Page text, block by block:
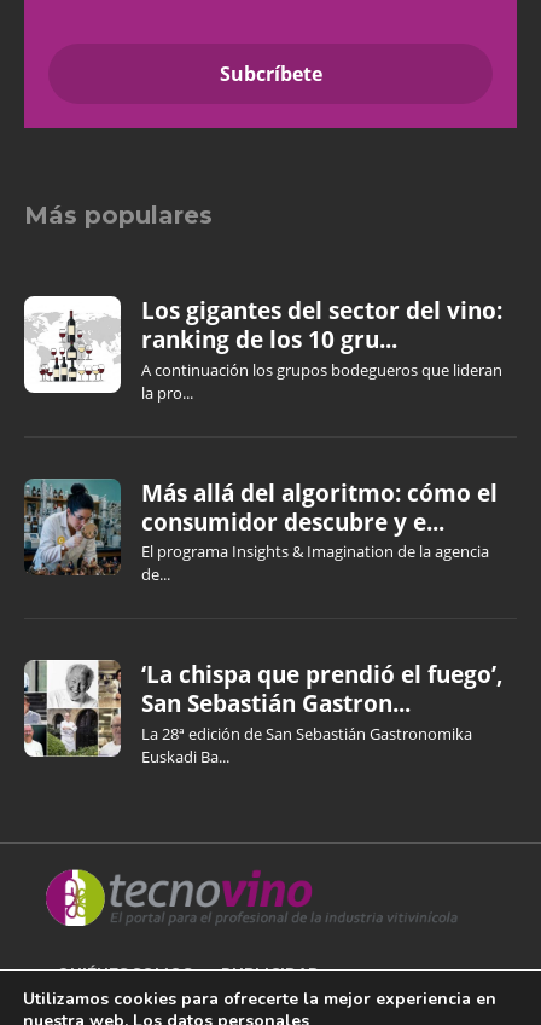
Más populares
Los gigantes del sector del vino:
ranking de los 10 gru...
A continuación los grupos bodegueros que lideran
la pro...
Más allá del algoritmo: cómo el
consumidor descubre y e...
El programa Insights & Imagination de la agencia
de...
‘La chispa que prendió el fuego’,
San Sebastián Gastron...
La 28ª edición de San Sebastián Gastronomika
Euskadi Ba...
QUIÉNES SOMOS PUBLICIDAD
Utilizamos cookies para ofrecerte la mejor experiencia en